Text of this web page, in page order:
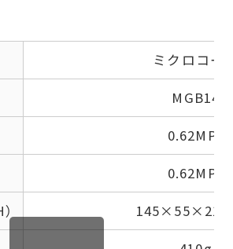
ミクロコー
MGB14
0.62MPa
0.62MPa